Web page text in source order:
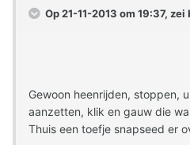
Op 21-11-2013 om 19:37, zei
Gewoon heenrijden, stoppen,
aanzetten, klik en gauw die
Thuis een toefje snapseed er